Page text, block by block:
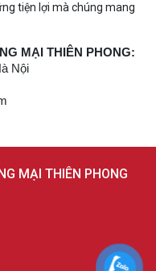
tiện lợi mà chúng mang
MẠI THIÊN PHONG:
Nội
MẠI THIÊN PHONG